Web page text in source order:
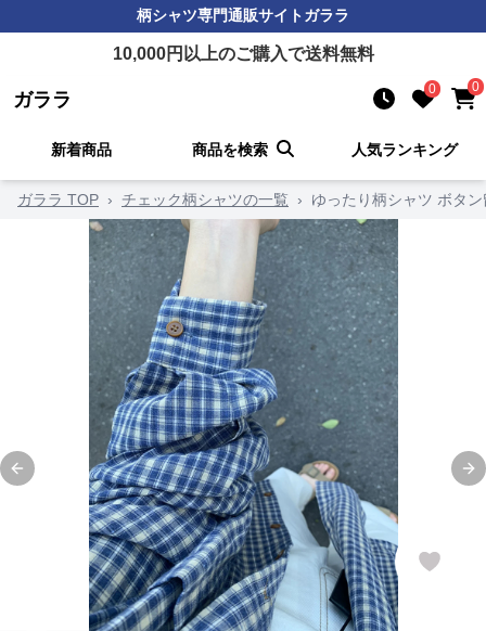
柄シャツ専門通販サイトガララ
10,000円以上のご購入で送料無料
ガララ 0 0
新着商品 商品を検索 人気ランキング
ガララ TOP › チェック柄シャツの一覧 › ゆったり柄シャツ ボタ
Previous slide